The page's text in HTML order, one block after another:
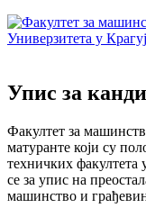
Упис за
Факултет за
матуранте који су
техничких факултета
се за упис на
машинство и